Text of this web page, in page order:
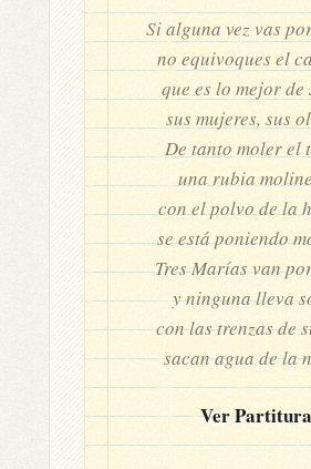
Si alguna vez vas
no equivoques el
que es lo mejor de
sus mujeres, sus
De tanto moler el
una rubia
con el polvo de la
se está poniendo
Tres Marías van
y ninguna lleva
con las trenzas de
sacan agua de la
Ver Partitura